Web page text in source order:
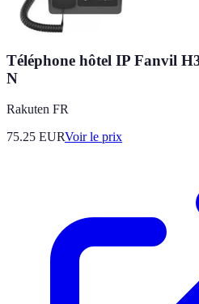
Téléphone hôtel IP Fanvil
N
Rakuten FR
75.25 EURVoir le prix